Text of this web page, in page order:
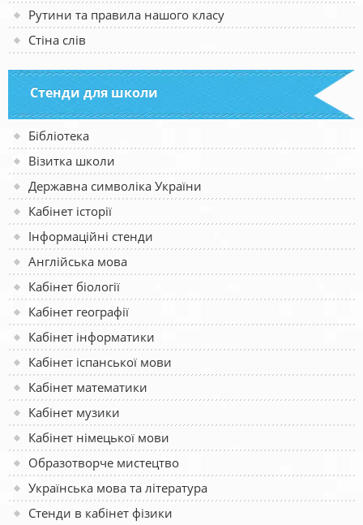
Рутини та правила нашого класу
Стіна слів
Стенди для школи
Бібліотека
Візитка школи
Державна символіка України
Кабінет історії
Інформаційні стенди
Англійська мова
Кабінет біології
Кабінет географії
Кабінет інформатики
Кабінет іспанської мови
Кабінет математики
Кабінет музики
Кабінет німецької мови
Образотворче мистецтво
Українська мова та література
Стенди в кабінет фізики